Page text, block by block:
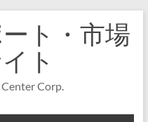
ト・市場
ト
Corp.